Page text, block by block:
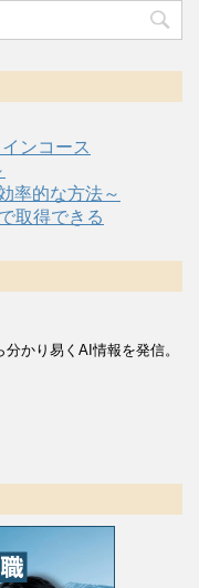
ンコース
率的な方法～
取得できる
かり易くAI情報を発信。